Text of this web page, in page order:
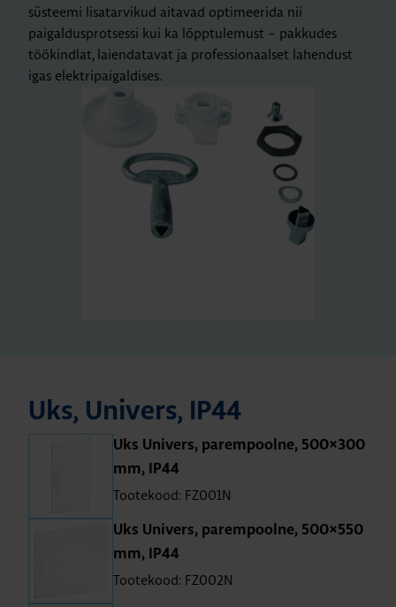
süsteemi lisatarvikud aitavad optimeerida nii
paigaldusprotsessi kui ka lõpptulemust – pakkudes
töökindlat, laiendatavat ja professionaalset lahendust
igas elektripaigaldises.
Uks, Uni­vers, IP44
Uks Uni­vers, parem­poolne, 500×300
mm, IP44
Tootekood: FZ001N
Uks Uni­vers, parem­poolne, 500×550
mm, IP44
Tootekood: FZ002N